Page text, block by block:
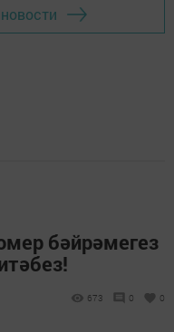
бәйрәмегез
673 0 0